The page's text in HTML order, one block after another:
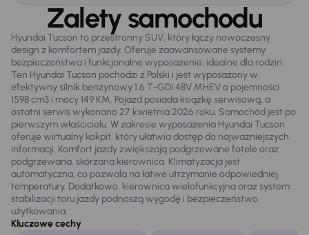
Na zewnątrz
Czujniki parkowania prz. i tył
Elektr. składane lusterka
Oryginalne Alufelgi
Relingi dachowe
Światła przeciwmgielne
Extra
Kamera cofania
Zalety samochodu
Hyundai Tucson to przestronny SUV, który łączy nowoczesny
design z komfortem jazdy. Oferuje zaawansowane systemy
bezpieczeństwa i funkcjonalne wyposażenie, idealne dla rodzin.
Ten Hyundai Tucson pochodzi z Polski i jest wyposażony w
efektywny silnik benzynowy 1.6 T-GDI 48V MHEV o pojemności
1598 cm3 i mocy 149 KM. Pojazd posiada książkę serwisową, a
ostatni serwis wykonano 27 kwietnia 2026 roku. Samochód jest po
pierwszym właścicielu. W zakresie wyposażenia Hyundai Tucson
oferuje wirtualny kokpit, który ułatwia dostęp do najważniejszych
informacji. Komfort jazdy zwiększają podgrzewane fotele oraz
podgrzewana, skórzana kierownica. Klimatyzacja jest
automatyczna, co pozwala na łatwe utrzymanie odpowiedniej
temperatury. Dodatkowo, kierownica wielofunkcyjna oraz system
stabilizacji toru jazdy podnoszą wygodę i bezpieczeństwo
użytkowania.
Kluczowe cechy